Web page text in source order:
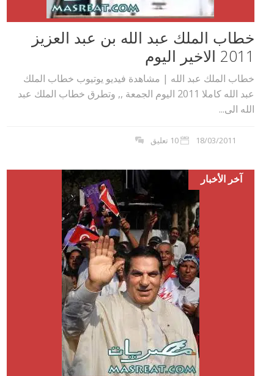
خطاب الملك عبد الله بن عبد العزيز
2011 الاخير اليوم
خطاب الملك عبد الله | مشاهدة فيديو يوتيوب خطاب الملك
عبد الله كاملا 2011 اليوم الجمعة ,, وتطرق خطاب الملك عبد
الله الى...
18/03/2011 10 تعليق
آخر الأخبار